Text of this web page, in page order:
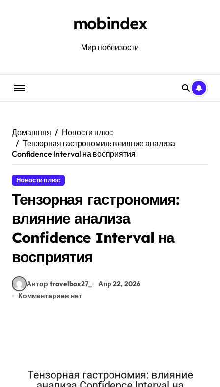
mobindex
Мир поблизости
Домашняя
Новости плюс
Тензорная гастрономия: влияние анализа
Confidence Interval на восприятия
Новости плюс
Тензорная гастрономия:
влияние анализа
Confidence Interval на
восприятия
Автор travelbox27_
Апр 22, 2026
Комментариев нет